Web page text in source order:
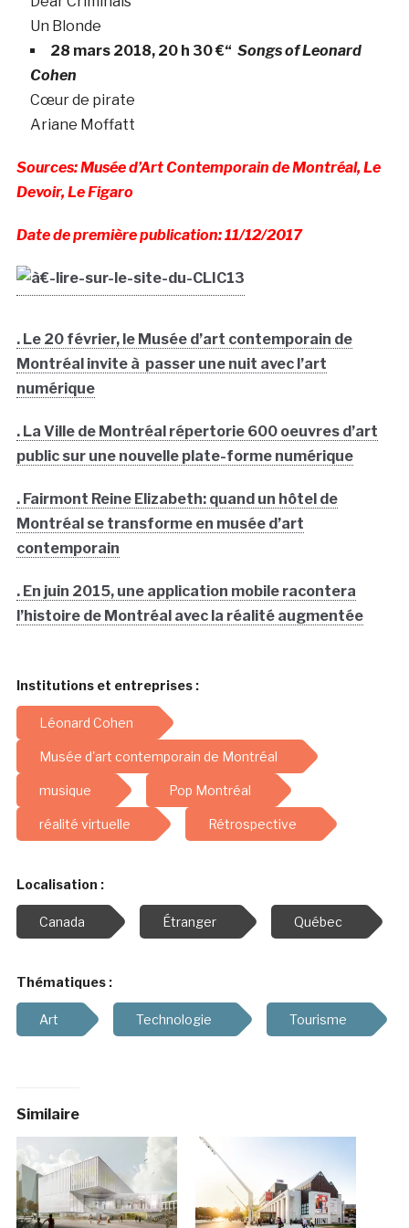
Un Blonde
28 mars 2018, 20 h 30 €“ Songs of Leonard
Cohen
Cœur de pirate
Ariane Moffatt
Sources: Musée d’Art Contemporain de Montréal, Le
Devoir, Le Figaro
Date de première publication: 11/12/2017
. Le 20 février, le Musée d’art contemporain de
Montréal invite à passer une nuit avec l’art
numérique
. La Ville de Montréal répertorie 600 oeuvres d’art
public sur une nouvelle plate-forme numérique
. Fairmont Reine Elizabeth: quand un hôtel de
Montréal se transforme en musée d’art
contemporain
. En juin 2015, une application mobile racontera
l’histoire de Montréal avec la réalité augmentée
Institutions et entreprises :
Léonard Cohen
Musée d'art contemporain de Montréal
musique Pop Montréal
réalité virtuelle Rétrospective
Localisation :
Canada Étranger Québec
Thématiques :
Art Technologie Tourisme
Similaire